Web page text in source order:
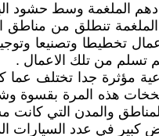
الملغمة وسط حشود
الملغمة تنطلق من
تخطيطا وتصنيعا
لم تسلم من تلك الاعمال .
مؤثرة جدا تختلف عما
هذه المرة بقسوة
والمدن التي كانت
الى نهاية العام 2015 ، حتى